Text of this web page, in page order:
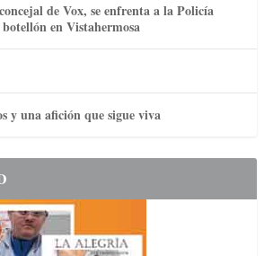
de Vox, se enfrenta a la Policía
en Vistahermosa
y una afición que sigue viva